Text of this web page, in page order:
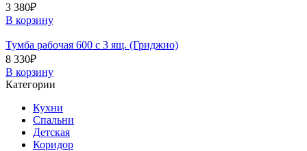
3 380₽
В корзину
Тумба рабочая 600 с 3 ящ. (Гриджио)
8 330₽
В корзину
Категории
Кухни
Спальни
Детская
Коридор